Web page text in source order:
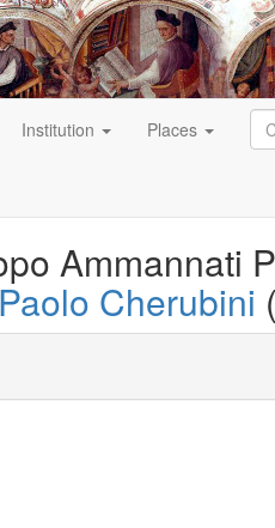
Institution Places
Ammannati
Paolo Cherubini (